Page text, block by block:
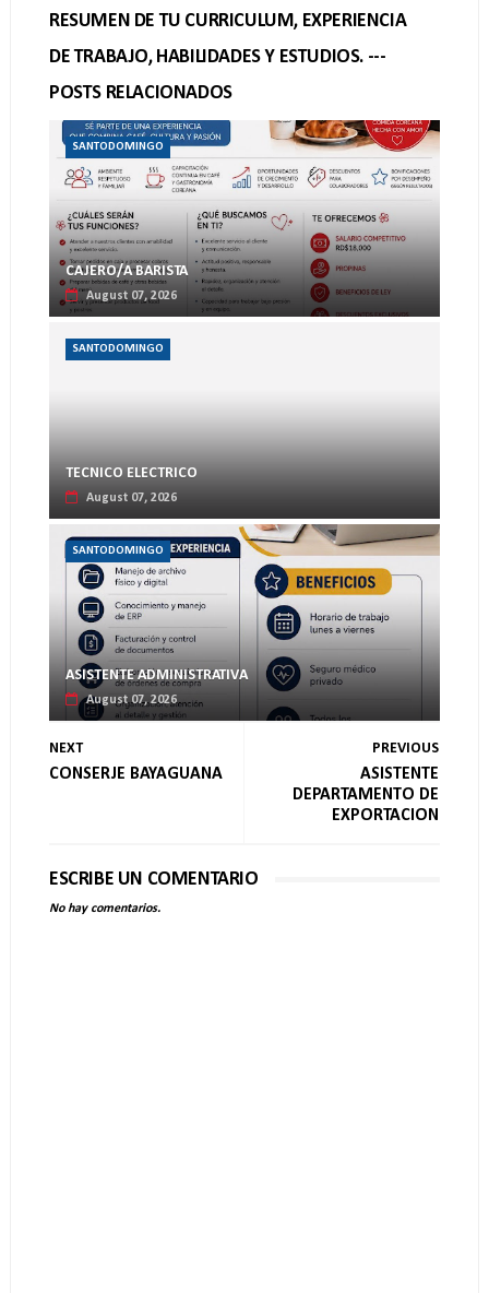
RESUMEN DE TU CURRICULUM, EXPERIENCIA
DE TRABAJO, HABILIDADES Y ESTUDIOS. ---
POSTS RELACIONADOS
SANTODOMINGO
CAJERO/A BARISTA
August 07, 2026
SANTODOMINGO
TECNICO ELECTRICO
August 07, 2026
SANTODOMINGO
ASISTENTE ADMINISTRATIVA
August 07, 2026
NEXT
CONSERJE BAYAGUANA
PREVIOUS
ASISTENTE
DEPARTAMENTO DE
EXPORTACION
ESCRIBE UN COMENTARIO
No hay comentarios.